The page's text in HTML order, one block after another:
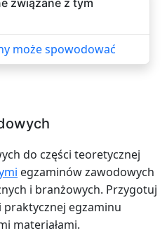
może spowodować
do części teoretycznej
egzaminów zawodowych
i branżowych. Przygotuj
praktycznej egzaminu
materiałami.